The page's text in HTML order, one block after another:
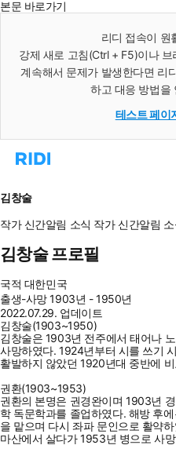
본문 바로가기
리디 접속이 원
강제 새로 고침(Ctrl + F5)이나
계속해서 문제가 발생한다면 리
하고 대응 방법을
테스트 페이
리
으
로
이
동
김창술
작가 신간알림 소식 작가 신간알림
김창술 프로필
국적 대한민국
출생-사망1903년 - 1950년
2022.07.29. 업데이트
김창술(1903~1950)
김창술은 1903년 전주에서 태어나
사망하였다. 1924년부터 시를 쓰기
활발하지 않았던 1920년대 중반에
권환(1903~1953)
권환의 본명은 권경완이며 1903년
학 독문학과를 졸업하였다. 해방 후
을 맡으며 다시 좌파 문인으로 활약
마산에서 살다가 1953년 병으로 사